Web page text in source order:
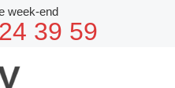
week-end
39 59